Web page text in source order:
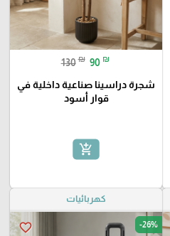
130 ₪ 90 ₪
شجرة دراسينا صناعية داخلية في
قوار أسود
add_shopping_cart
كهربائيات
favorite_border -26%